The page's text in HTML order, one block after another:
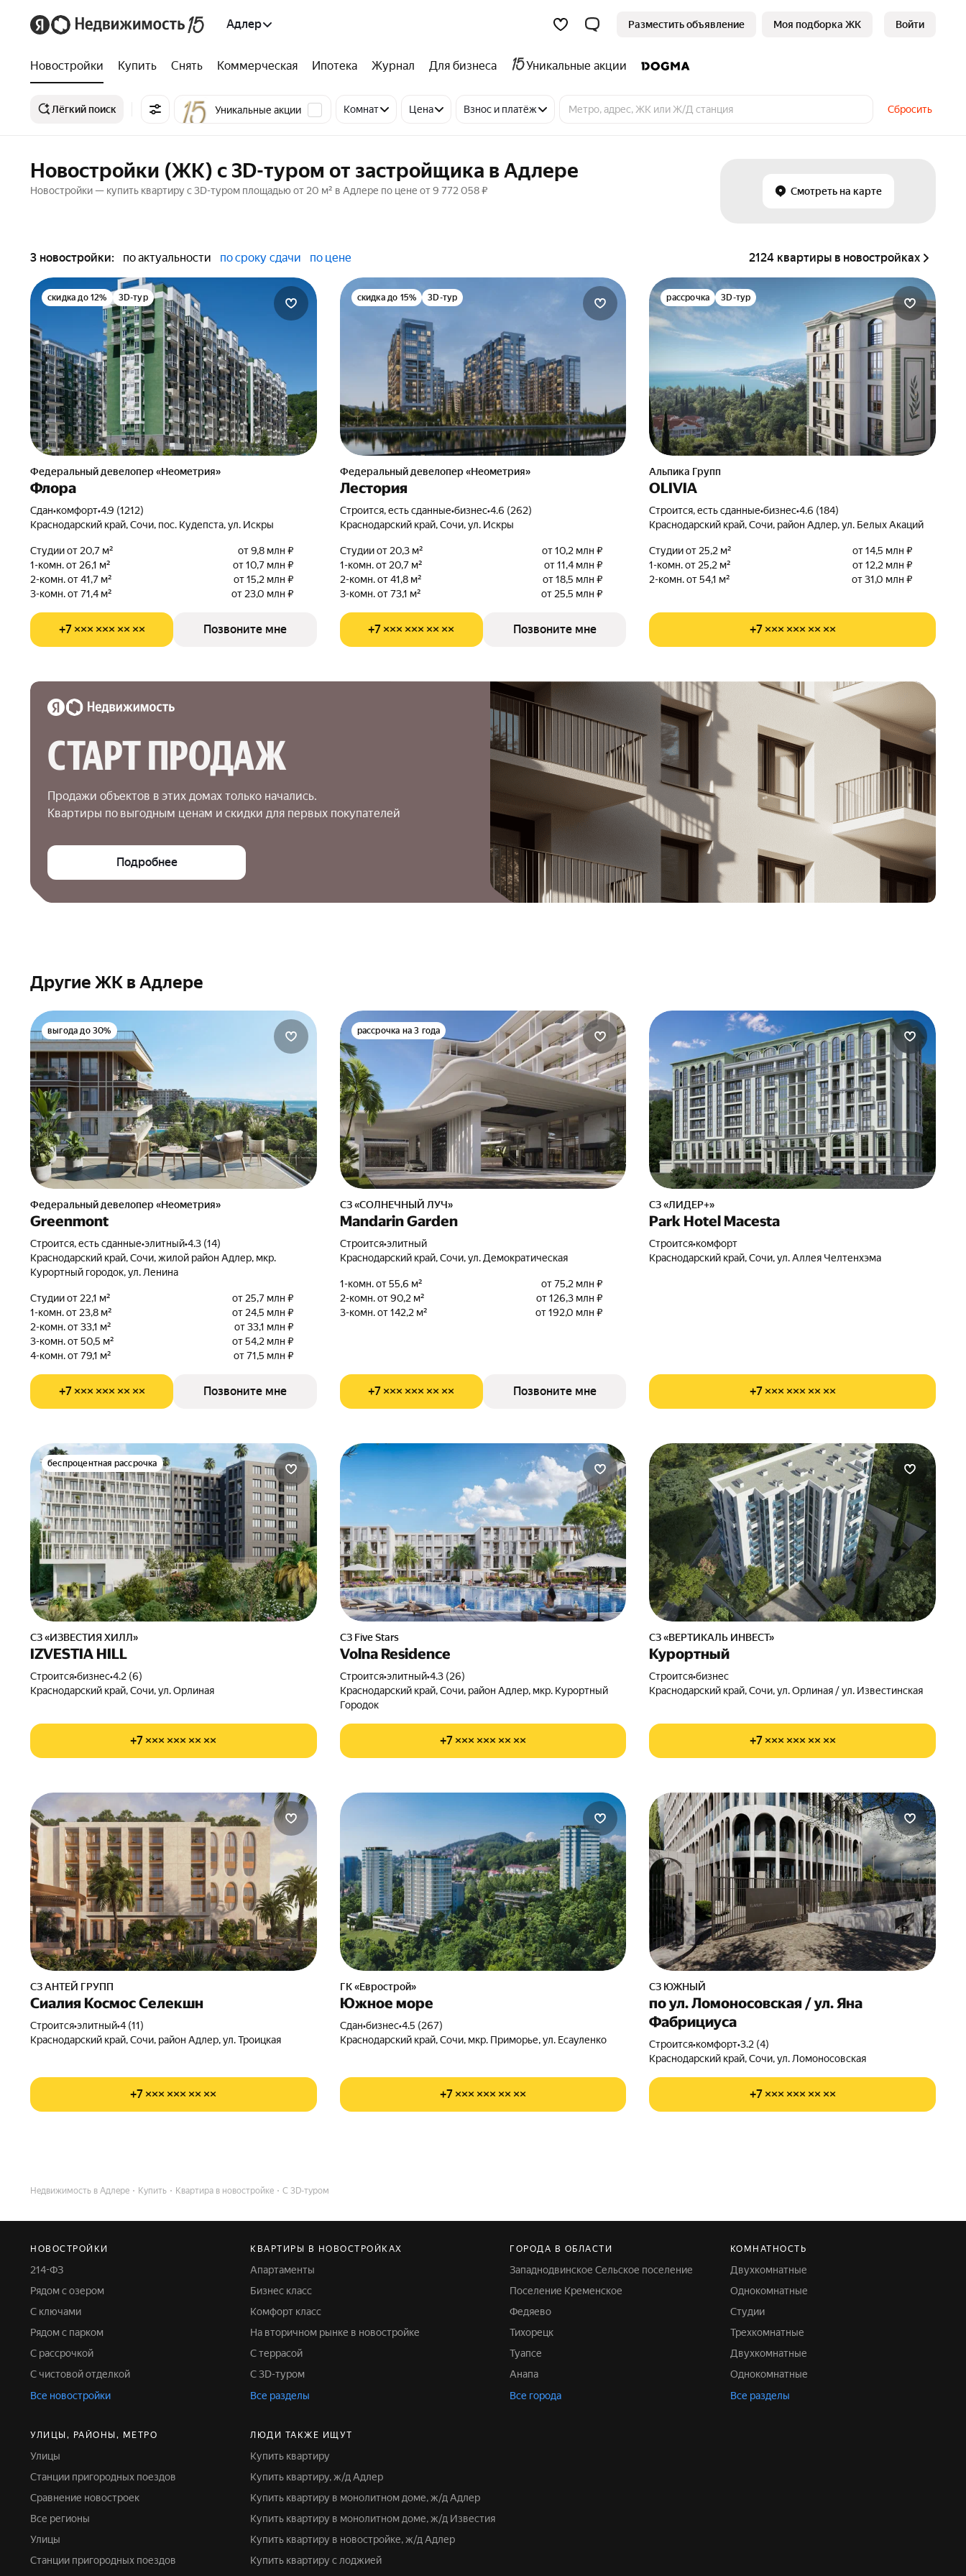
Адлер Разместить объявление Моя подборка ЖК Войти
Новостройки Купить Снять Коммерческая Ипотека Журнал Для бизнеса Уникальные акции
Лёгкий поиск Уникальные акции Комнат Цена Взнос и платёж Сбросить
Новостройки (ЖК) c 3D-туром от застройщика в Адлере
Новостройки — купить квартиру c 3D-туром площадью от 20 м² в Адлере по цене от 9 772 058 ₽ Смотреть на карте
3 новостройки: по актуальности по сроку сдачи по цене 2124 квартиры в новостройках
скидка до 12% 3D-тур
Федеральный девелопер «Неометрия»
Флора
Сдан•комфорт•4.9 (1212)
Краснодарский край, Сочи, пос. Кудепста, ул. Искры
Студии от 20,7 м²
от 9,8 млн ₽
1-комн. от 26,1 м²
от 10,7 млн ₽
2-комн. от 41,7 м²
от 15,2 млн ₽
3-комн. от 71,4 м²
от 23,0 млн ₽
+7 ××× ××× ×× ×× Позвоните мне
скидка до 15% 3D-тур
Федеральный девелопер «Неометрия»
Лестория
Строится, есть сданные•бизнес•4.6 (262)
Краснодарский край, Сочи, ул. Искры
Студии от 20,3 м²
от 10,2 млн ₽
1-комн. от 20,7 м²
от 11,4 млн ₽
2-комн. от 41,8 м²
от 18,5 млн ₽
3-комн. от 73,1 м²
от 25,5 млн ₽
+7 ××× ××× ×× ×× Позвоните мне
рассрочка 3D-тур
Альпика Групп
OLIVIA
Строится, есть сданные•бизнес•4.6 (184)
Краснодарский край, Сочи, район Адлер, ул. Белых Акаций
Студии от 25,2 м²
от 14,5 млн ₽
1-комн. от 25,2 м²
от 12,2 млн ₽
2-комн. от 54,1 м²
от 31,0 млн ₽
+7 ××× ××× ×× ××
СТАРТ ПРОДАЖ
Продажи объектов в этих домах только начались.
Квартиры по выгодным ценам и скидки для первых покупателей
Подробнее
Другие ЖК в Адлере
выгода до 30%
Федеральный девелопер «Неометрия»
Greenmont
Строится, есть сданные•элитный•4.3 (14)
Краснодарский край, Сочи, жилой район Адлер, мкр.
Курортный городок, ул. Ленина
Студии от 22,1 м²
от 25,7 млн ₽
1-комн. от 23,8 м²
от 24,5 млн ₽
2-комн. от 33,1 м²
от 33,1 млн ₽
3-комн. от 50,5 м²
от 54,2 млн ₽
4-комн. от 79,1 м²
от 71,5 млн ₽
+7 ××× ××× ×× ×× Позвоните мне
рассрочка на 3 года
СЗ «СОЛНЕЧНЫЙ ЛУЧ»
Mandarin Garden
Строится•элитный
Краснодарский край, Сочи, ул. Демократическая
1-комн. от 55,6 м²
от 75,2 млн ₽
2-комн. от 90,2 м²
от 126,3 млн ₽
3-комн. от 142,2 м²
от 192,0 млн ₽
+7 ××× ××× ×× ×× Позвоните мне
СЗ «ЛИДЕР+»
Park Hotel Macesta
Строится•комфорт
Краснодарский край, Сочи, ул. Аллея Челтенхэма
+7 ××× ××× ×× ××
беспроцентная рассрочка
СЗ «ИЗВЕСТИЯ ХИЛЛ»
IZVESTIA HILL
Строится•бизнес•4.2 (6)
Краснодарский край, Сочи, ул. Орлиная
+7 ××× ××× ×× ××
СЗ Five Stars
Volna Residence
Строится•элитный•4.3 (26)
Краснодарский край, Сочи, район Адлер, мкр. Курортный
Городок
+7 ××× ××× ×× ××
СЗ «ВЕРТИКАЛЬ ИНВЕСТ»
Курортный
Строится•бизнес
Краснодарский край, Сочи, ул. Орлиная / ул. Известинская
+7 ××× ××× ×× ××
СЗ АНТЕЙ ГРУПП
Сиалия Космос Селекшн
Строится•элитный•4 (11)
Краснодарский край, Сочи, район Адлер, ул. Троицкая
+7 ××× ××× ×× ××
ГК «Еврострой»
Южное море
Сдан•бизнес•4.5 (267)
Краснодарский край, Сочи, мкр. Приморье, ул. Есауленко
+7 ××× ××× ×× ××
СЗ ЮЖНЫЙ
по ул. Ломоносовская / ул. Яна
Фабрициуса
Строится•комфорт•3.2 (4)
Краснодарский край, Сочи, ул. Ломоносовская
+7 ××× ××× ×× ××
Недвижимость в Адлере Купить Квартира в новостройке C 3D-туром
НОВОСТРОЙКИ
214-ФЗ
Рядом с озером
С ключами
Рядом с парком
С рассрочкой
С чистовой отделкой
Все новостройки
КВАРТИРЫ В НОВОСТРОЙКАХ
Апартаменты
Бизнес класс
Комфорт класс
На вторичном рынке в новостройке
С террасой
С 3D-туром
Все разделы
ГОРОДА В ОБЛАСТИ
Западнодвинское Сельское поселение
Поселение Кременское
Федяево
Тихорецк
Туапсе
Анапа
Все города
КОМНАТНОСТЬ
Двухкомнатные
Однокомнатные
Студии
Трехкомнатные
Двухкомнатные
Однокомнатные
Все разделы
УЛИЦЫ, РАЙОНЫ, МЕТРО
Улицы
Станции пригородных поездов
Сравнение новостроек
Все регионы
Улицы
Станции пригородных поездов
ЛЮДИ ТАКЖЕ ИЩУТ
Купить квартиру
Купить квартиру, ж/д Адлер
Купить квартиру в монолитном доме, ж/д Адлер
Купить квартиру в монолитном доме, ж/д Известия
Купить квартиру в новостройке, ж/д Адлер
Купить квартиру с лоджией